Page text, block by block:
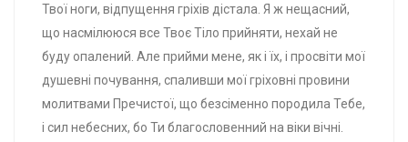
Твої ноги, відпущення гріхів дістала. Я ж нещасний,
що насмілююся все Твоє Тіло прийняти, нехай не
буду опалений. Але прийми мене, як і їх, і просвіти мої
душевні почування, спаливши мої гріховні провини
молитвами Пречистої, що безсіменно породила Тебе,
і сил небесних, бо Ти благословенний на віки вічні.